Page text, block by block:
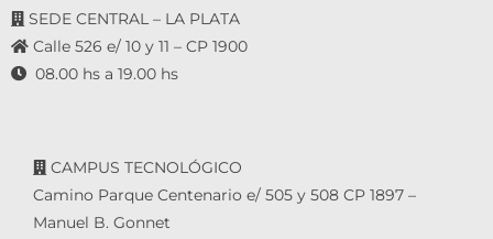
SEDE CENTRAL – LA PLATA
Calle 526 e/ 10 y 11 – CP 1900
08.00 hs a 19.00 hs
CAMPUS TECNOLÓGICO
Camino Parque Centenario e/ 505 y 508 CP 1897 –
Manuel B. Gonnet